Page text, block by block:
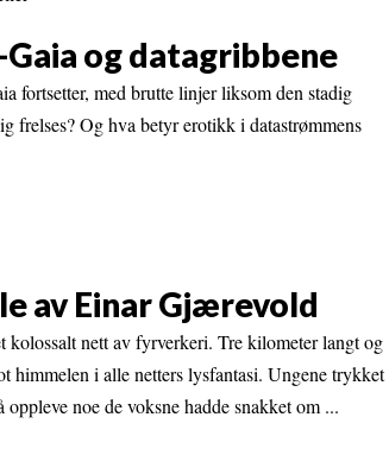
og datagribbene
fortsetter, med brutte linjer liksom den stadig
frelses? Og hva betyr erotikk i datastrømmens
av Einar Gjærevold
kolossalt nett av fyrverkeri. Tre kilometer langt og
himmelen i alle netters lysfantasi. Ungene trykket
noe de voksne hadde snakket om ...